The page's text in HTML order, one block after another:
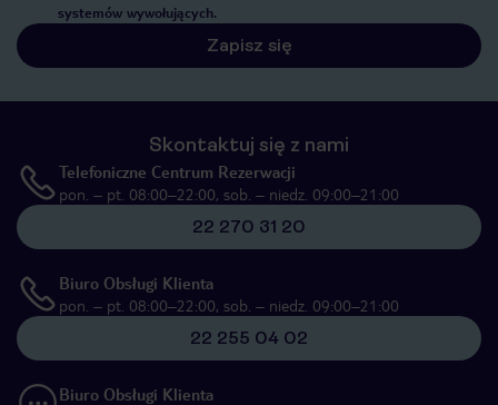
systemów wywołujących.
Zapisz się
Skontaktuj się z nami
Telefoniczne Centrum Rezerwacji
pon. – pt. 08:00–22:00, sob. – niedz. 09:00–21:00
22 270 31 20
Biuro Obsługi Klienta
pon. – pt. 08:00–22:00, sob. – niedz. 09:00–21:00
22 255 04 02
Biuro Obsługi Klienta